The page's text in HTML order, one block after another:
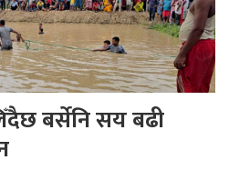
बर्सेनि सय बढी